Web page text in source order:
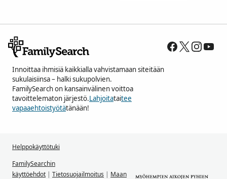
Innoittaa ihmisiä kaikkialla vahvistamaan siteitään
sukulaisiinsa – halki sukupolvien.
FamilySearch on kansainvälinen voittoa
tavoittelematon järjestö.Lahjoitataitee
vapaaehtoistyötätänään!
Helppokäyttötuki
FamilySearchin
käyttöehdot | Tietosuojailmoitus | Maan